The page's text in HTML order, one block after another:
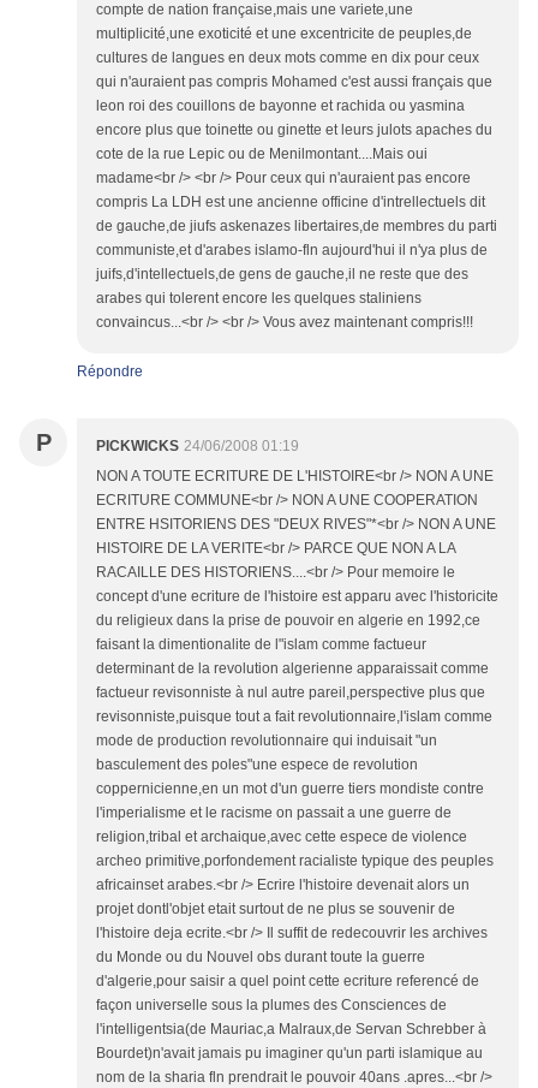
compte de nation française,mais une variete,une
multiplicité,une exoticité et une excentricite de peuples,de
cultures de langues en deux mots comme en dix pour ceux
qui n'auraient pas compris Mohamed c'est aussi français que
leon roi des couillons de bayonne et rachida ou yasmina
encore plus que toinette ou ginette et leurs julots apaches du
cote de la rue Lepic ou de Menilmontant....Mais oui
madame<br /> <br /> Pour ceux qui n'auraient pas encore
compris La LDH est une ancienne officine d'intrellectuels dit
de gauche,de jiufs askenazes libertaires,de membres du parti
communiste,et d'arabes islamo-fln aujourd'hui il n'ya plus de
juifs,d'intellectuels,de gens de gauche,il ne reste que des
arabes qui tolerent encore les quelques staliniens
convaincus...<br /> <br /> Vous avez maintenant compris!!!
Répondre
P PICKWICKS 24/06/2008 01:19
NON A TOUTE ECRITURE DE L'HISTOIRE<br /> NON A UNE
ECRITURE COMMUNE<br /> NON A UNE COOPERATION
ENTRE HSITORIENS DES "DEUX RIVES"*<br /> NON A UNE
HISTOIRE DE LA VERITE<br /> PARCE QUE NON A LA
RACAILLE DES HISTORIENS....<br /> Pour memoire le
concept d'une ecriture de l'histoire est apparu avec l'historicite
du religieux dans la prise de pouvoir en algerie en 1992,ce
faisant la dimentionalite de l"islam comme factueur
determinant de la revolution algerienne apparaissait comme
factueur revisonniste à nul autre pareil,perspective plus que
revisonniste,puisque tout a fait revolutionnaire,l'islam comme
mode de production revolutionnaire qui induisait "un
basculement des poles"une espece de revolution
coppernicienne,en un mot d'un guerre tiers mondiste contre
l'imperialisme et le racisme on passait a une guerre de
religion,tribal et archaique,avec cette espece de violence
archeo primitive,porfondement racialiste typique des peuples
africainset arabes.<br /> Ecrire l'histoire devenait alors un
projet dontl'objet etait surtout de ne plus se souvenir de
l'histoire deja ecrite.<br /> Il suffit de redecouvrir les archives
du Monde ou du Nouvel obs durant toute la guerre
d'algerie,pour saisir a quel point cette ecriture referencé de
façon universelle sous la plumes des Consciences de
l'intelligentsia(de Mauriac,a Malraux,de Servan Schrebber à
Bourdet)n'avait jamais pu imaginer qu'un parti islamique au
nom de la sharia fln prendrait le pouvoir 40ans .apres...<br />